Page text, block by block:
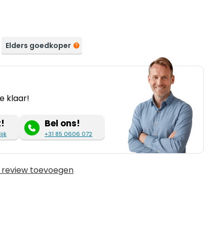
Elders goedkoper
klaar!
Bel ons!
+31 85 0606 072
review toevoegen